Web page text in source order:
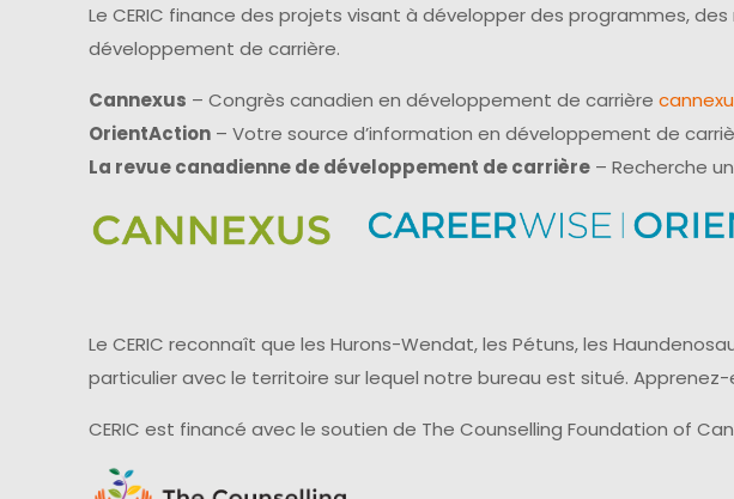
Le CERIC finance des projets visant à développer des programmes,
développement de carrière.
Cannexus – Congrès canadien en développement de carrière
OrientAction – Votre source d’information en développement de
La revue canadienne de développement de carrière – Recherche
Le CERIC reconnaît que les Hurons-Wendat, les Pétuns, les
particulier avec le territoire sur lequel notre bureau est situé.
CERIC est financé avec le soutien de The Counselling Foundation of